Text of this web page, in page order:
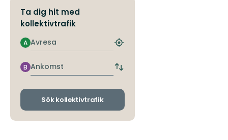
Ta dig hit med
kollektivtrafik
Avresa
A
Hitta
hållplats
Ankomst
B
Byt
och
Sök kollektivtrafik